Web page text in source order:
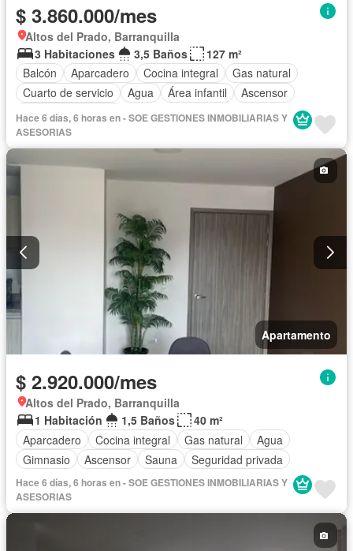
$ 3.860.000/mes
Altos del Prado, Barranquilla
3 Habitaciones
3,5 Baños
127 m²
Balcón
Aparcadero Cocina integral
Gas natural
Cuarto de servicio
Agua Área infantil
Ascensor
Seguridad privada
Hace 6 días, 6 horas en - SOE GESTIONES INMOBILIARIAS Y
ASESORIAS
Apartamento
$ 2.920.000/mes
Altos del Prado, Barranquilla
1 Habitación
1,5 Baños
40 m²
Aparcadero
Cocina integral Gas natural
Agua
Gimnasio
Ascensor Sauna Seguridad privada
Hace 6 días, 6 horas en - SOE GESTIONES INMOBILIARIAS Y
ASESORIAS